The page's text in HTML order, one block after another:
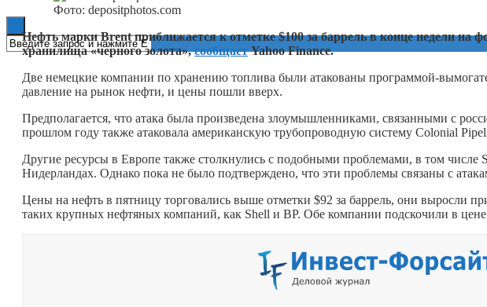
Фото: depositphotos.com
Нефть марки Brent приближается к отметке $100 за баррель в конце недели на
хранилища «черного золота»,сообщаетYahoo Finance.
Две немецкие компании по хранению топлива были атакованы программой-
давление на рынок нефти, и цены пошли вверх.
Предполагается, что атака была произведена злоумышленниками, связанными с
прошлом году также атаковала американскую трубопроводную систему Colonial
Другие ресурсы в Европе также столкнулись с подобными проблемами, в том числе
Нидерландах. Однако пока не было подтверждено, что эти проблемы связаны с
Цены на нефть в пятницу торговались выше отметки $92 за баррель, они выросли
таких крупных нефтяных компаний, как Shell и BP. Обе компании подскочили в цене